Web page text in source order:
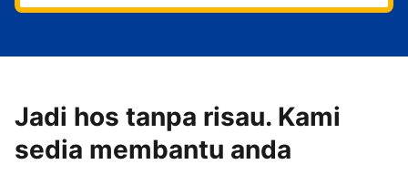
Jadi hos tanpa risau. Kami
sedia membantu anda